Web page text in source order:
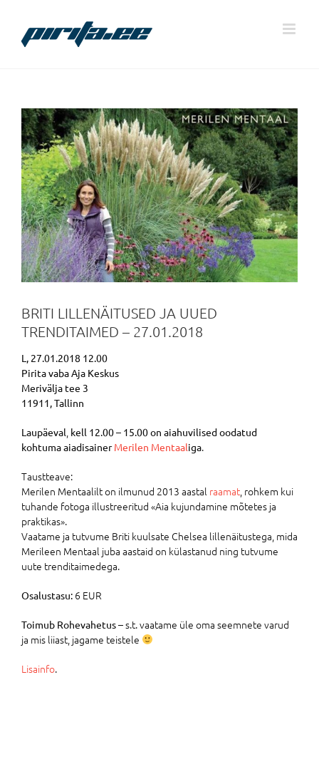
content
BRITI LILLENÄITUSED JA UUED
TRENDITAIMED – 27.01.2018
L, 27.01.2018 12.00
Pirita vaba Aja Keskus
Merivälja tee 3
11911, Tallinn
Laupäeval kell 12.00 – 15.00 on aiahuvilised oodatud
kohtuma aiadisainerMerilen Mentaaliga.
Taustteave:
Merilen Mentaalilt on ilmunud 2013 aastal raamat , rohkem kui
tuhande fotoga illustreeritud «Aia kujundamine mõtetes ja
praktikas».
Vaatame ja tutvume Briti kuulsate Chelsea lillenäitustega, mida
Merileen Mentaal juba aastaid on külastanud ning tutvume
uute trenditaimedega.
Osalustasu: 6 EUR
Toimub Rohevahetus– s.t. vaatame üle oma seemnete varud
ja mis liiast, jagame teistele
Lisainfo.